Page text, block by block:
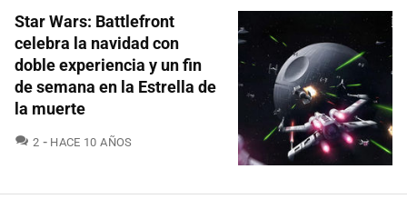
Star Wars: Battlefront
celebra la navidad con
doble experiencia y un fin
de semana en la Estrella de
la muerte
2 COMENTARIOS
HACE 10 AÑOS